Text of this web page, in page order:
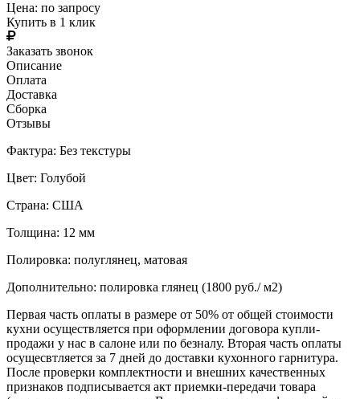
Цена: по запросу
Купить в 1 клик
Заказать звонок
Описание
Оплата
Доставка
Сборка
Отзывы
Фактура: Без текстуры
Цвет: Голубой
Страна: США
Толщина: 12 мм
Полировка: полуглянец, матовая
Дополнительно: полировка глянец (1800 руб./ м2)
Первая часть оплаты в размере от 50% от общей стоимости
кухни осуществляется при оформлении договора купли-
продажи у нас в салоне или по безналу. Вторая часть оплаты
осущесвтляется за 7 дней до доставки кухонного гарнитура.
После проверки комплектности и внешних качественных
признаков подписывается акт приемки-передачи товара